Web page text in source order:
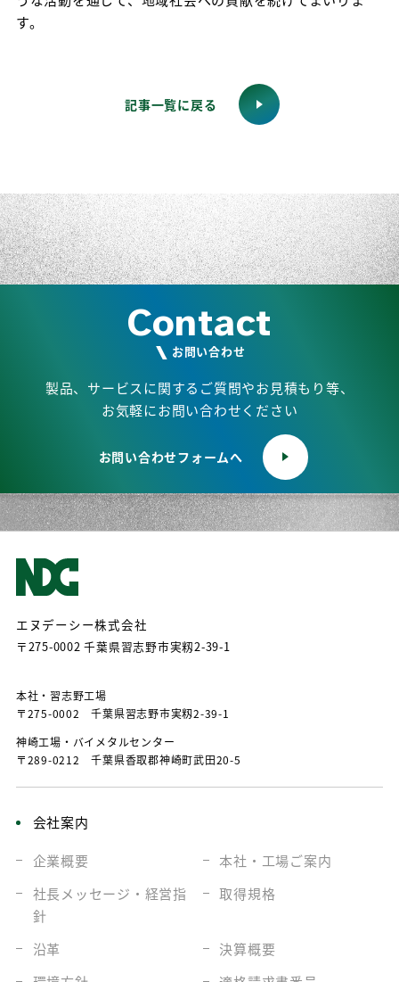
す。
記事一覧に戻る
Contact
お問い合わせ
製品、サービスに関するご質問やお見積もり等、
お気軽にお問い合わせください
お問い合わせフォームへ
エヌデーシー株式会社
〒275-0002 千葉県習志野市実籾2-39-1
本社・習志野⼯場
〒275-0002 千葉県習志野市実籾2-39-1
神崎⼯場・バイメタルセンター
〒289-0212 千葉県⾹取郡神崎町武⽥20-5
会社案内
企業概要 本社・工場ご案内
社長メッセージ・ 経営指
針
取得規格
沿革
決算概要